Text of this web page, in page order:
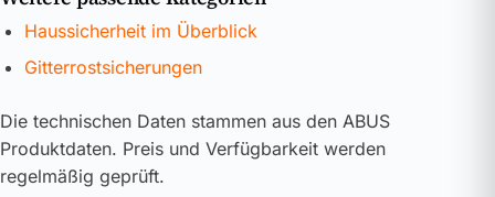
Haussicherheit im Überblick
Gitterrostsicherungen
Die technischen Daten stammen aus den ABUS
Produktdaten. Preis und Verfügbarkeit werden
regelmäßig geprüft.